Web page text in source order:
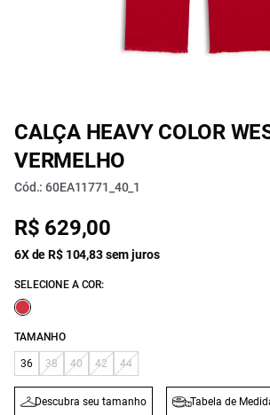
CALÇA HEAVY COLOR
VERMELHO
Cód.: 60EA11771_40_1
R$ 629,00
6X de R$ 104,83 sem juros
SELECIONE A COR:
TAMANHO
36 38 40 42 44
Descubra seu tamanho Tabela de